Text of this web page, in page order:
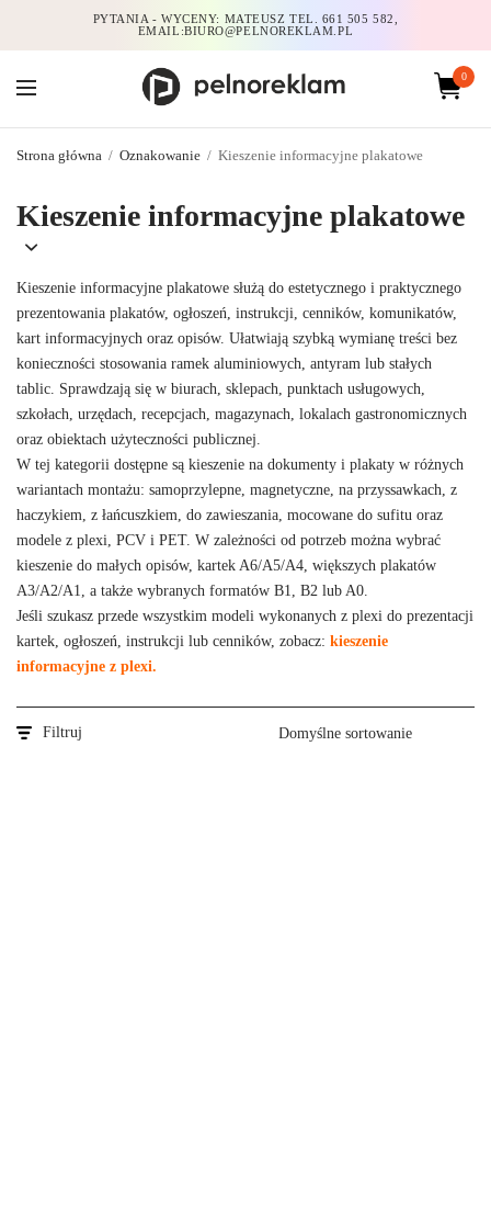
PYTANIA - WYCENY: MATEUSZ TEL. 661 505 582,
EMAIL:BIURO@PELNOREKLAM.PL
0
Strona główna / Oznakowanie / Kieszenie informacyjne plakatowe
Kieszenie informacyjne plakatowe
Kieszenie informacyjne plakatowe służą do estetycznego i praktycznego
prezentowania plakatów, ogłoszeń, instrukcji, cenników, komunikatów,
kart informacyjnych oraz opisów. Ułatwiają szybką wymianę treści bez
konieczności stosowania ramek aluminiowych, antyram lub stałych
tablic. Sprawdzają się w biurach, sklepach, punktach usługowych,
szkołach, urzędach, recepcjach, magazynach, lokalach gastronomicznych
oraz obiektach użyteczności publicznej.
W tej kategorii dostępne są kieszenie na dokumenty i plakaty w różnych
wariantach montażu: samoprzylepne, magnetyczne, na przyssawkach, z
haczykiem, z łańcuszkiem, do zawieszania, mocowane do sufitu oraz
modele z plexi, PCV i PET. W zależności od potrzeb można wybrać
kieszenie do małych opisów, kartek A6/A5/A4, większych plakatów
A3/A2/A1, a także wybranych formatów B1, B2 lub A0.
Jeśli szukasz przede wszystkim modeli wykonanych z plexi do prezentacji
kartek, ogłoszeń, instrukcji lub cenników, zobacz:kieszenie
informacyjne z plexi.
Filtruj